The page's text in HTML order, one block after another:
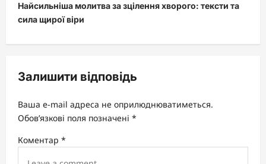
n
a
v
g
a
t
i
Найсильніша молитва за зцілення хворого: тексти та
сила щирої віри
Залишити відповідь
Ваша e-mail адреса не оприлюднюватиметься.
Обов’язкові поля позначені *
Коментар *